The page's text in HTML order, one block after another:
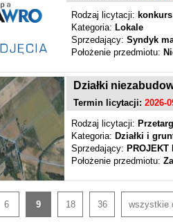
Rodzaj licytacji:
Kategoria: Lokale
Sprzedający: Syndyk
Położenie przedmiotu:
Działki
Termin licytacji: 2026-
Rodzaj licytacji:
Kategoria: Działki i
Sprzedający: PROJEKT
Położenie przedmiotu:
6 9 18 36 wszystkie